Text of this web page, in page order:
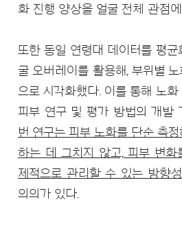
화 진행 양상을 얼굴 전체 관점
또한 동일 연령대 데이터를 평
굴 오버레이를 활용해, 부위별
으로 시각화했다. 이를 통해 노
피부 연구 및 평가 방법의 개발
번 연구는 피부 노화를 단순 측
하는 데 그치지 않고, 피부 변화
제적으로 관리할 수 있는 방향성
의의가 있다.